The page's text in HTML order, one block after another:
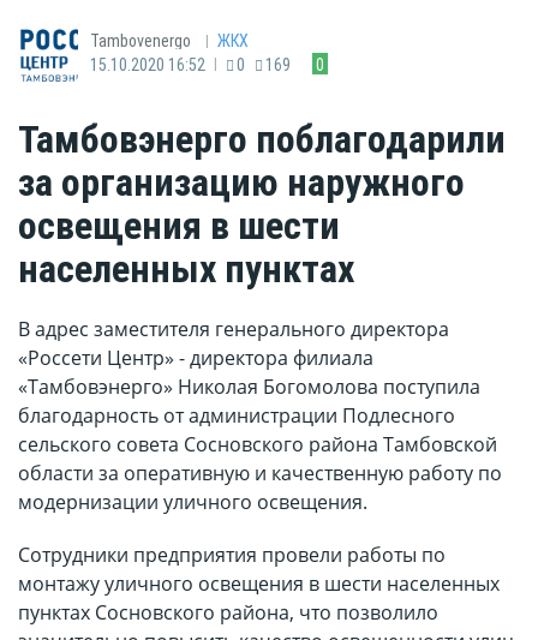
Tambovenergo | ЖКХ
15.10.2020 16:52 | 0 169 0
Тамбовэнерго поблагодарили
за организацию наружного
освещения в шести
населенных пунктах
В адрес заместителя генерального директора
«Россети Центр» - директора филиала
«Тамбовэнерго» Николая Богомолова поступила
благодарность от администрации Подлесного
сельского совета Сосновского района Тамбовской
области за оперативную и качественную работу по
модернизации уличного освещения.
Сотрудники предприятия провели работы по
монтажу уличного освещения в шести населенных
пунктах Сосновского района, что позволило